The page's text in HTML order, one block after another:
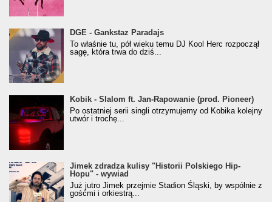
donGURALesko z nagrodą za
Klasyczny/Trueschoolowy Album Roku
(Popkillery 2023)
DGE - Gankstaz Paradajs
To właśnie tu, pół wieku temu DJ Kool Herc rozpoczął
sagę, która trwa do dziś...
Kobik - Slalom ft. Jan-Rapowanie (prod. Pioneer)
[Official Music Visualiser]
Kobik - Slalom ft. Jan-Rapowanie (prod. Pioneer)
Po ostatniej serii singli otrzymujemy od Kobika kolejny
utwór i trochę...
Jimek zdradza kulisy "Historii Polskiego Hip-
Hopu" - wywiad
Jimek zdradza kulisy "Historii Polskiego Hip-
Hopu" - wywiad
Już jutro Jimek przejmie Stadion Śląski, by wspólnie z
gośćmi i orkiestrą...